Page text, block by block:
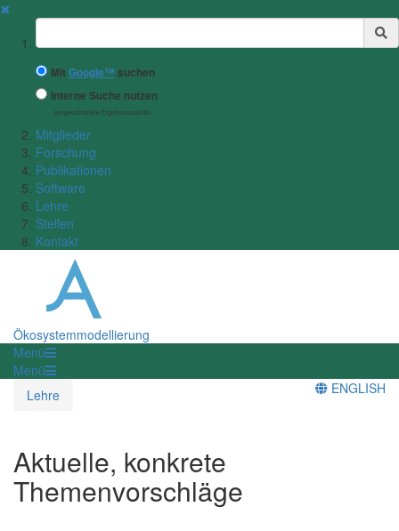
✖
Suchbegriff
MitGoogle™ suchen
Interne Suche nutzen
(eingeschränkte Ergebnisqualität)
Mitglieder
Forschung
Publikationen
Software
Lehre
Stellen
Kontakt
Ökosystemmodellierung
Menü
Menü
Lehre
ENGLISH
Aktuelle, konkrete
Themenvorschläge